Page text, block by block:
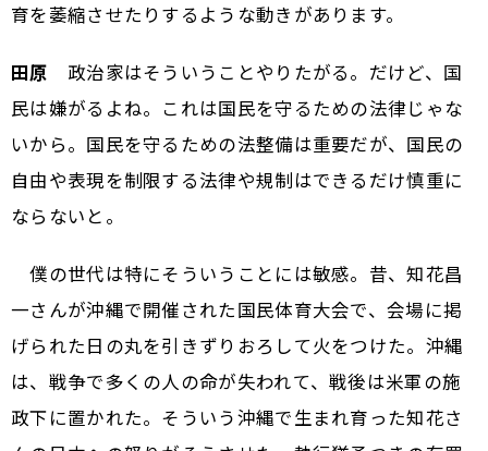
育を萎縮させたりするような動きがあります。
田原 政治家はそういうことやりたがる。だけど、国
民は嫌がるよね。これは国民を守るための法律じゃな
いから。国民を守るための法整備は重要だが、国民の
自由や表現を制限する法律や規制はできるだけ慎重に
ならないと。
僕の世代は特にそういうことには敏感。昔、知花昌
一さんが沖縄で開催された国民体育大会で、会場に掲
げられた日の丸を引きずりおろして火をつけた。沖縄
は、戦争で多くの人の命が失われて、戦後は米軍の施
政下に置かれた。そういう沖縄で生まれ育った知花さ